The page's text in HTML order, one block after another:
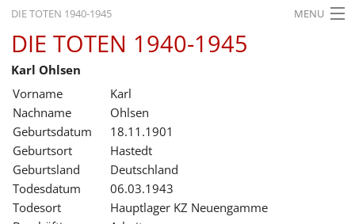
DIE TOTEN 1940-1945 MENU
STARTSEITE
AKTUELLES
AUSSTELLUNGEN
GESCHICHTE
BILDUNG
FORSCHUNG
DIE TOTEN 1940-1945
Karl Ohlsen
Vorname
Karl
Nachname
Ohlsen
Geburtsdatum
18.11.1901
Geburtsort
Hastedt
Geburtsland
Deutschland
Todesdatum
06.03.1943
Todesort
Hauptlager KZ Neuengamme